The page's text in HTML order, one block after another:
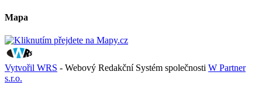
Mapa
Vytvořil WRS - Webový Redakční Systém společnosti W Partner
s.r.o.